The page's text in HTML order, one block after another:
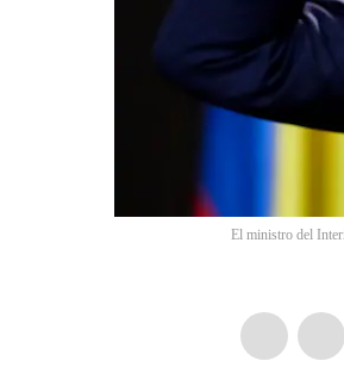
El ministro del